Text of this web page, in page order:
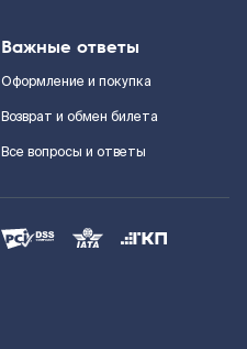
Важные ответы
Оформление и покупка
Возврат и обмен билета
Все вопросы и ответы